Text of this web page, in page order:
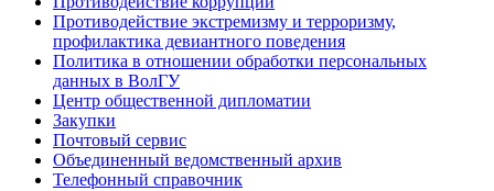
Противодействие экстремизму и терроризму,
профилактика девиантного поведения
Политика в отношении обработки персональных
данных в ВолГУ
Центр общественной дипломатии
Закупки
Почтовый сервис
Объединенный ведомственный архив
Телефонный справочник